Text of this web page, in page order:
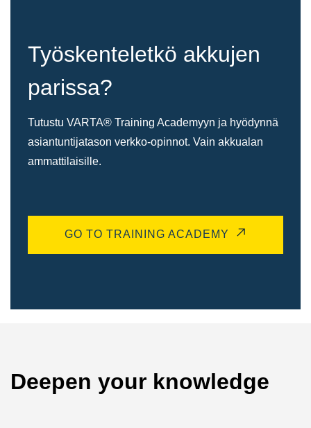
Työskenteletkö akkujen
parissa?
Tutustu VARTA® Training Academyyn ja hyödynnä
asiantuntijatason verkko-opinnot. Vain akkualan
ammattilaisille.
GO TO TRAINING ACADEMY
Deepen your knowledge